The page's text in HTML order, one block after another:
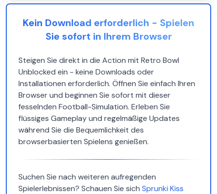
Kein Download erforderlich - Spielen
Sie sofort in Ihrem Browser
Steigen Sie direkt in die Action mit Retro Bowl
Unblocked ein - keine Downloads oder
Installationen erforderlich. Öffnen Sie einfach Ihren
Browser und beginnen Sie sofort mit dieser
fesselnden Football-Simulation. Erleben Sie
flüssiges Gameplay und regelmäßige Updates
während Sie die Bequemlichkeit des
browserbasierten Spielens genießen.
Suchen Sie nach weiteren aufregenden
Spielerlebnissen? Schauen Sie sich Sprunki Kiss